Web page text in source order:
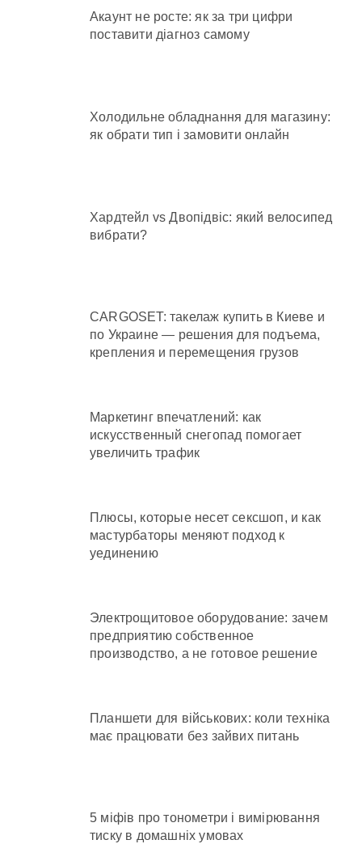
Акаунт не росте: як за три цифри
поставити діагноз самому
Холодильне обладнання для магазину:
як обрати тип і замовити онлайн
Хардтейл vs Двопідвіс: який велосипед
вибрати?
CARGOSET: такелаж купить в Киеве и
по Украине — решения для подъема,
крепления и перемещения грузов
Маркетинг впечатлений: как
искусственный снегопад помогает
увеличить трафик
Плюсы, которые несет сексшоп, и как
мастурбаторы меняют подход к
уединению
Электрощитовое оборудование: зачем
предприятию собственное
производство, а не готовое решение
Планшети для військових: коли техніка
має працювати без зайвих питань
5 міфів про тонометри і вимірювання
тиску в домашніх умовах